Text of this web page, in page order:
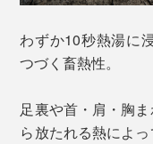
わずか10秒熱湯に
つづく畜熱性。
足裏や首・肩・胸
ら放たれる熱によ